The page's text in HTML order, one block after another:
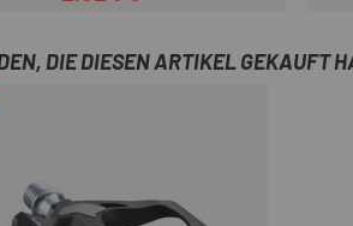
DIE DIESEN ARTIKEL GEKAUFT